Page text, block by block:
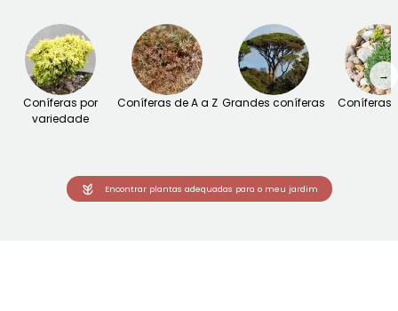
Coníferas por
variedade
Coníferas de A a Z Grandes coníferas Coníferas
→
Encontrar plantas adequadas para o meu jardim